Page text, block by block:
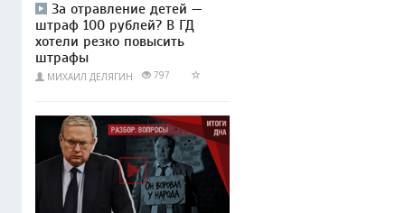
За отравление детей —
штраф 100 рублей? В ГД
хотели резко повысить
штрафы
МИХАИЛ ДЕЛЯГИН 797